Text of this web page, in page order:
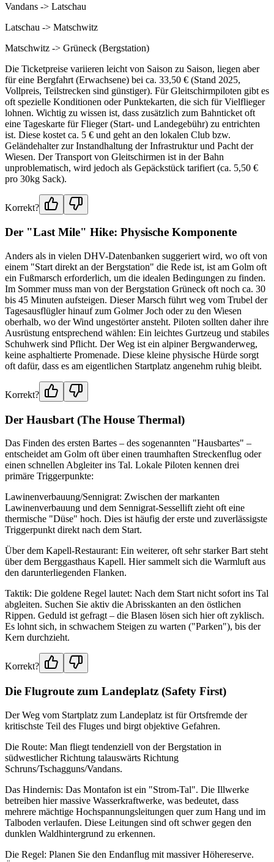
Vandans -> Latschau
Latschau -> Matschwitz
Matschwitz -> Grüneck (Bergstation)
Die Ticketpreise variieren leicht von Saison zu Saison, liegen aber
für eine Bergfahrt (Erwachsene) bei ca. 33,50 € (Stand 2025,
Vollpreis, Teilstrecken sind günstiger). Für Gleitschirmpiloten gibt es
oft spezielle Konditionen oder Punktekarten, die sich für Vielflieger
lohnen. Wichtig zu wissen ist, dass zusätzlich zum Bahnticket oft
eine Tageskarte für Flieger (Start- und Landegebühr) zu entrichten
ist. Diese kostet ca. 5 € und geht an den lokalen Club bzw.
Geländehalter zur Instandhaltung der Infrastruktur und Pacht der
Wiesen. Der Transport von Gleitschirmen ist in der Bahn
unproblematisch, wird jedoch als Gepäckstück tarifiert (ca. 5,50 €
pro 30kg Sack).
Korrekt?
Der "Last Mile" Hike: Physische Komponente
Anders als in vielen DHV-Datenbanken suggeriert wird, wo oft von
einem "Start direkt an der Bergstation" die Rede ist, ist am Golm oft
ein Fußmarsch erforderlich, um die idealen Bedingungen zu finden.
Im Sommer muss man von der Bergstation Grüneck oft noch ca. 30
bis 45 Minuten aufsteigen. Dieser Marsch führt weg vom Trubel der
Tagesausflügler hinauf zum Golmer Joch oder zu den Wiesen
oberhalb, wo der Wind ungestörter ansteht. Piloten sollten daher ihre
Ausrüstung entsprechend wählen: Ein leichtes Gurtzeug und stabiles
Schuhwerk sind Pflicht. Der Weg ist ein alpiner Bergwanderweg,
keine asphaltierte Promenade. Diese kleine physische Hürde sorgt
oft dafür, dass es am eigentlichen Startplatz angenehm ruhig bleibt.
Korrekt?
Der Hausbart (The House Thermal)
Das Finden des ersten Bartes – des sogenannten "Hausbartes" –
entscheidet am Golm oft über einen traumhaften Streckenflug oder
einen schnellen Abgleiter ins Tal. Lokale Piloten kennen drei
primäre Triggerpunkte:
Lawinenverbauung/Sennigrat: Zwischen der markanten
Lawinenverbauung und dem Sennigrat-Sessellift zieht oft eine
thermische "Düse" hoch. Dies ist häufig der erste und zuverlässigste
Triggerpunkt direkt nach dem Start.
Über dem Kapell-Restaurant: Ein weiterer, oft sehr starker Bart steht
über dem Berggasthaus Kapell. Hier sammelt sich die Warmluft aus
den darunterliegenden Flanken.
Taktik: Die goldene Regel lautet: Nach dem Start nicht sofort ins Tal
abgleiten. Suchen Sie aktiv die Abrisskanten an den östlichen
Rippen. Geduld ist gefragt – die Blasen lösen sich hier oft zyklisch.
Es lohnt sich, in schwachem Steigen zu warten ("Parken"), bis der
Kern durchzieht.
Korrekt?
Die Flugroute zum Landeplatz (Safety First)
Der Weg vom Startplatz zum Landeplatz ist für Ortsfremde der
kritischste Teil des Fluges und birgt objektive Gefahren.
Die Route: Man fliegt tendenziell von der Bergstation in
südwestlicher Richtung talauswärts Richtung
Schruns/Tschagguns/Vandans.
Das Hindernis: Das Montafon ist ein "Strom-Tal". Die Illwerke
betreiben hier massive Wasserkraftwerke, was bedeutet, dass
mehrere mächtige Hochspannungsleitungen quer zum Hang und im
Talboden verlaufen. Diese Leitungen sind oft schwer gegen den
dunklen Waldhintergrund zu erkennen.
Die Regel: Planen Sie den Endanflug mit massiver Höhereserve.